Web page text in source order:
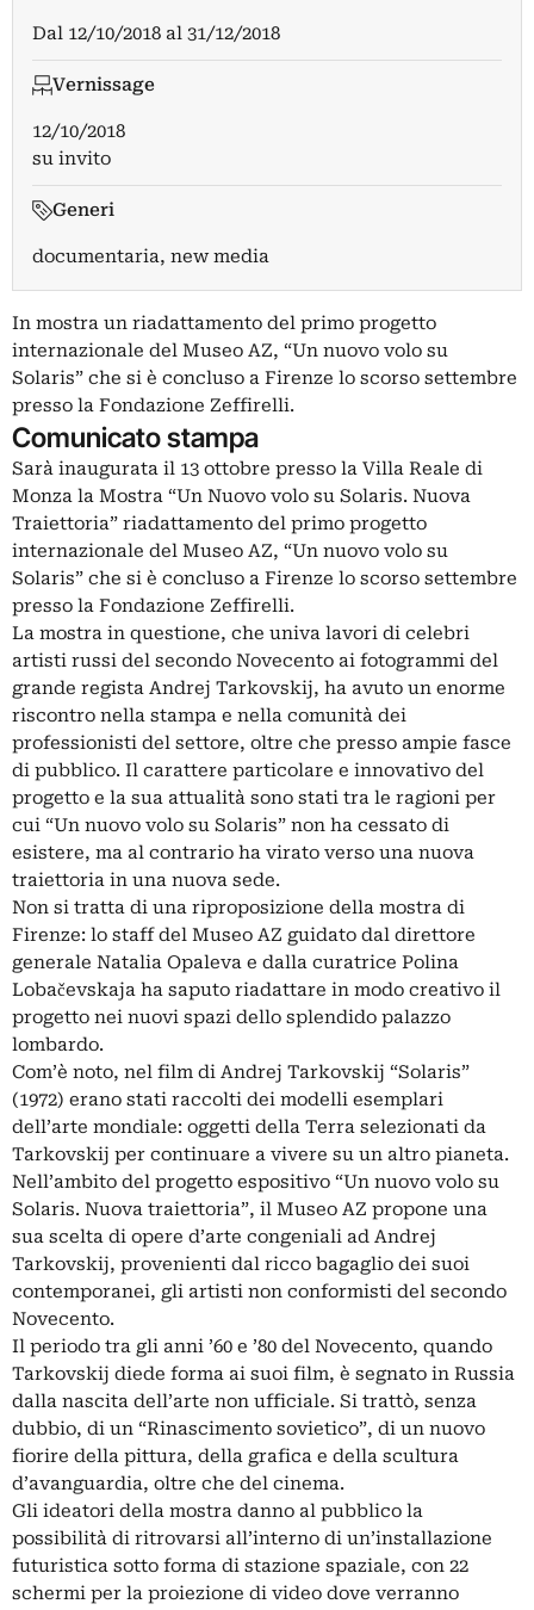
Dal 12/10/2018 al 31/12/2018
Vernissage
12/10/2018
su invito
Generi
documentaria, new media
In mostra un riadattamento del primo progetto
internazionale del Museo AZ, “Un nuovo volo su
Solaris” che si è concluso a Firenze lo scorso settembre
presso la Fondazione Zeffirelli.
Comunicato stampa
Sarà inaugurata il 13 ottobre presso la Villa Reale di
Monza la Mostra “Un Nuovo volo su Solaris. Nuova
Traiettoria” riadattamento del primo progetto
internazionale del Museo AZ, “Un nuovo volo su
Solaris” che si è concluso a Firenze lo scorso settembre
presso la Fondazione Zeffirelli.
La mostra in questione, che univa lavori di celebri
artisti russi del secondo Novecento ai fotogrammi del
grande regista Andrej Tarkovskij, ha avuto un enorme
riscontro nella stampa e nella comunità dei
professionisti del settore, oltre che presso ampie fasce
di pubblico. Il carattere particolare e innovativo del
progetto e la sua attualità sono stati tra le ragioni per
cui “Un nuovo volo su Solaris” non ha cessato di
esistere, ma al contrario ha virato verso una nuova
traiettoria in una nuova sede.
Non si tratta di una riproposizione della mostra di
Firenze: lo staff del Museo AZ guidato dal direttore
generale Natalia Opaleva e dalla curatrice Polina
Lobačevskaja ha saputo riadattare in modo creativo il
progetto nei nuovi spazi dello splendido palazzo
lombardo.
Com’è noto, nel film di Andrej Tarkovskij “Solaris”
(1972) erano stati raccolti dei modelli esemplari
dell’arte mondiale: oggetti della Terra selezionati da
Tarkovskij per continuare a vivere su un altro pianeta.
Nell’ambito del progetto espositivo “Un nuovo volo su
Solaris. Nuova traiettoria”, il Museo AZ propone una
sua scelta di opere d’arte congeniali ad Andrej
Tarkovskij, provenienti dal ricco bagaglio dei suoi
contemporanei, gli artisti non conformisti del secondo
Novecento.
Il periodo tra gli anni ’60 e ’80 del Novecento, quando
Tarkovskij diede forma ai suoi film, è segnato in Russia
dalla nascita dell’arte non ufficiale. Si trattò, senza
dubbio, di un “Rinascimento sovietico”, di un nuovo
fiorire della pittura, della grafica e della scultura
d’avanguardia, oltre che del cinema.
Gli ideatori della mostra danno al pubblico la
possibilità di ritrovarsi all’interno di un’installazione
futuristica sotto forma di stazione spaziale, con 22
schermi per la proiezione di video dove verranno